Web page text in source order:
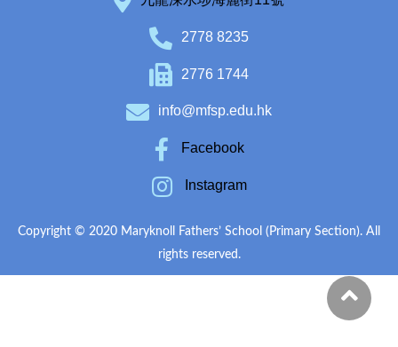
2778 8235
2776 1744
info@mfsp.edu.hk
Facebook
Instagram
Copyright © 2020 Maryknoll Fathers’ School (Primary Section). All
rights reserved.